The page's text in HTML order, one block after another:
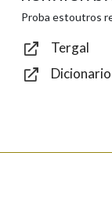
Texto de
Proba estoutros
Tergal